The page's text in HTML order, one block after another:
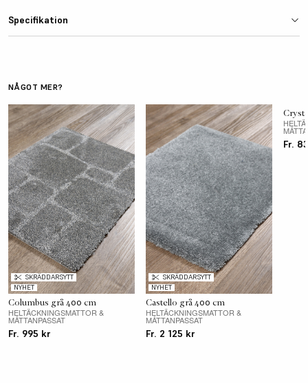
Specifikation
Totalhöjd
Baksida Actionback
Luggmaterial Polypropylen
Luggvikt 1020 gr/m2
Tål golvvärme Ja
Passar för Hemmiljö, Trappor
Slitageklass Class 22
Brandklass Efl
Komfortklass
Akustikdämpande, Ljusäkta, Antistatbehandlad,
NÅGOT MER?
SKRÄDDARSYTT
NYHET
Columbus grå 400 cm
HELTÄCKNINGSMATTOR &
MÅTTANPASSAT
Fr. 995 kr
SKRÄDDARSYTT
NYHET
Castello grå 400 cm
HELTÄCKNINGSMATTOR &
MÅTTANPASSAT
Fr. 2 125 kr
Fr.